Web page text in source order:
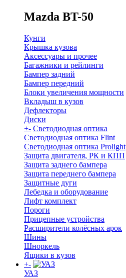
Mazda BT-50
Кунги
Крышка кузова
Аксессуары и прочее
Багажники и рейлинги
Бампер задний
Бампер передний
Блоки увеличения мощности
Вкладыш в кузов
Дефлекторы
Диски
+- Светодиодная оптика
Светодиодная оптика Flint
Светодиодная оптика Prolight
Защита двигателя, РК и КПП
Защита заднего бампера
Защита переднего бампера
Защитные дуги
Лебедка и оборудование
Лифт комплект
Пороги
Прицепные устройства
Расширители колёсных арок
Шины
Шноркель
Ящики в кузов
+-
УАЗ